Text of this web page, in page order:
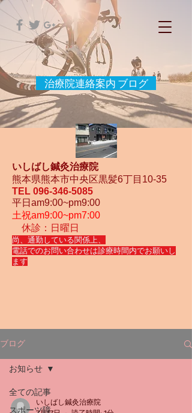
治療院連絡案内 ブログ
いしばし鍼灸治療院
熊本県熊本市中央区黒髪6丁目10-35
TEL 096-346-5085
平日am9:00~pm9:00
土祝am9:00~pm7:00
休診：日曜日
尚、通勤している関係上、
電話でのお問い合わせは診療時間内でお願いし
ます
ブログ
全ての記事
スポーツ障
お知らせ
いしばし鍼灸治療院